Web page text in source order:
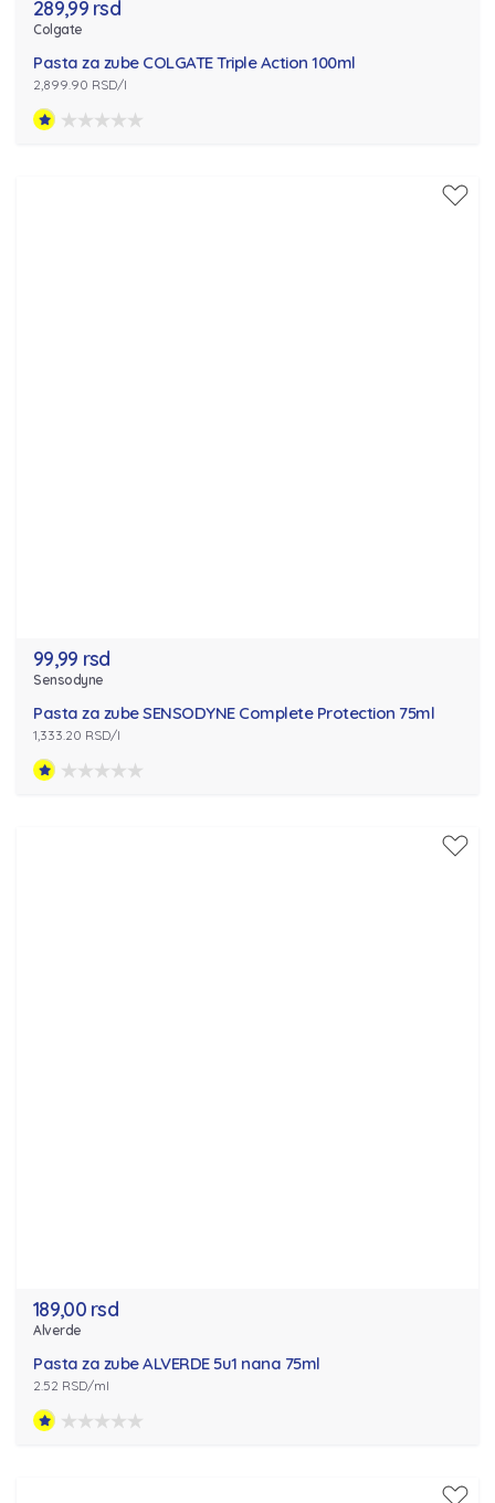
289,99 rsd
Colgate
Pasta za zube COLGATE Triple Action 100ml
2,899.90 RSD/l
99,99 rsd
Sensodyne
Pasta za zube SENSODYNE Complete Protection 75ml
1,333.20 RSD/l
189,00 rsd
Alverde
Pasta za zube ALVERDE 5u1 nana 75ml
2.52 RSD/ml